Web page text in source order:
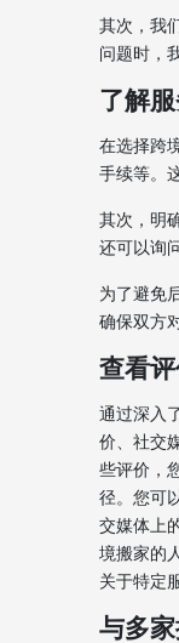
其次，我
问题时，
了解
在选择跨
手续等。
其次，明
还可以询
为了避免
确保双方
查看
通过深入
价、社交
些评价，
径。您可
交媒体上
境搬家的
关于特定
与多